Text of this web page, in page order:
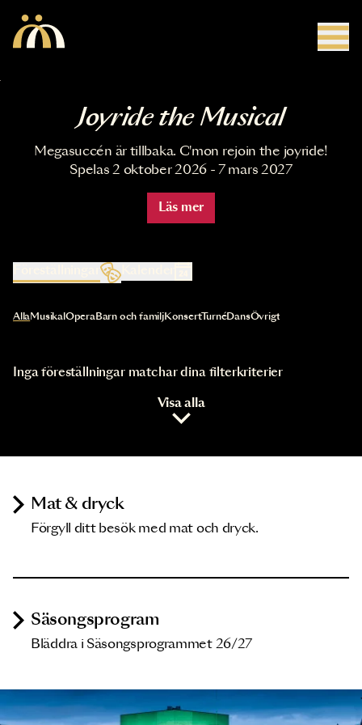
Joyride the Musical
Megasuccén är tillbaka. C'mon rejoin the joyride!
Spelas 2 oktober 2026 - 7 mars 2027
Läs mer
Kalender
Val av kategori uppdaterar innehållet automatiskt
AllaMusikal OperaBarn och familjKonsertTurnéDansÖvrigt
Inga föreställningar matchar dina filterkriterier
Visa alla
Mat & dryck
Förgyll ditt besök med mat och dryck.
Säsongsprogram
Bläddra i Säsongsprogrammet 26/27